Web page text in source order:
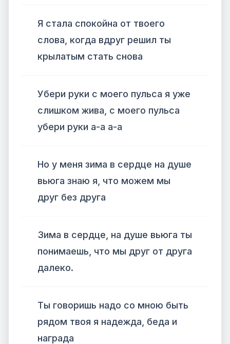
Я стала спокойна от твоего
слова, когда вдруг решил ты
крылатым стать снова
Убери руки с моего пульса я уже
слишком жива, с моего пульса
убери руки а-а а-а
Но у меня зима в сердце на душе
вьюга знаю я, что можем мы
друг без друга
Зима в сердце, на душе вьюга ты
понимаешь, что мы друг от друга
далеко.
Ты говоришь надо со мною быть
рядом твоя я надежда, беда и
награда